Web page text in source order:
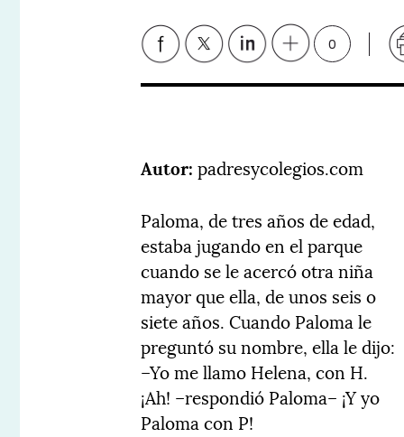
0
Autor:padresycolegios.com
Paloma, de tres años de edad,
estaba jugando en el parque
cuando se le acercó otra niña
mayor que ella, de unos seis o
siete años. Cuando Paloma le
preguntó su nombre, ella le dijo:
–Yo me llamo Helena, con H.
¡Ah! –respondió Paloma– ¡Y yo
Paloma con P!